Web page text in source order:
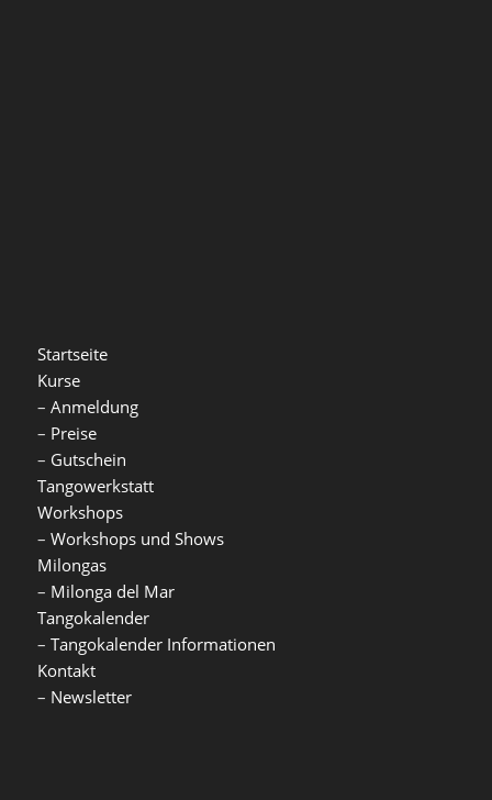
Startseite
Kurse
– Anmeldung
– Preise
– Gutschein
Tangowerkstatt
Workshops
– Workshops und Shows
Milongas
– Milonga del Mar
Tangokalender
– Tangokalender Informationen
Kontakt
– Newsletter